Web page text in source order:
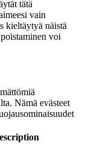
tätä
vain
kieltäytyä näistä
voi
Nämä evästeet